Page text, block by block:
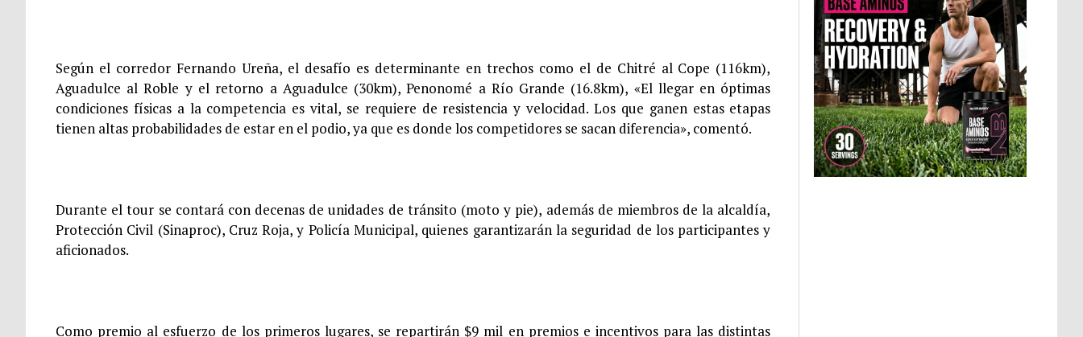
Según el corredor Fernando Ureña, el desafío es determinante en trechos como el de Chitré al Cope (116km),
Aguadulce al Roble y el retorno a Aguadulce (30km), Penonomé a Río Grande (16.8km), «El llegar en óptimas
condiciones físicas a la competencia es vital, se requiere de resistencia y velocidad. Los que ganen estas etapas
tienen altas probabilidades de estar en el podio, ya que es donde los competidores se sacan diferencia», comentó.
Durante el tour se contará con decenas de unidades de tránsito (moto y pie), además de miembros de la alcaldía,
Protección Civil (Sinaproc), Cruz Roja, y Policía Municipal, quienes garantizarán la seguridad de los participantes y
aficionados.
Como premio al esfuerzo de los primeros lugares, se repartirán $9 mil en premios e incentivos para las distintas